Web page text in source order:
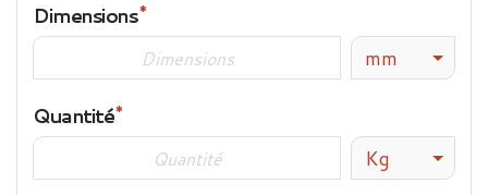
Dimensions
mm
Quantité
Kg